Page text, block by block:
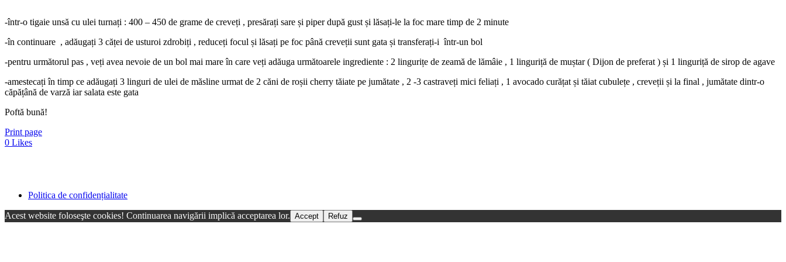
-într-o tigaie unsă cu ulei turnați : 400 – 450 de grame de creveți , presărați sare și piper după gust și lăsați-le la foc mare timp de 2 minute
-în continuare , adăugați 3 căței de usturoi zdrobiți , reduceți focul și lăsați pe foc până creveții sunt gata și transferați-i într-un bol
-pentru următorul pas , veți avea nevoie de un bol mai mare în care veți adăuga următoarele ingrediente : 2 lingurițe de zeamă de lămâie , 1 linguriță de muștar ( Dijon de preferat ) și 1 linguriță de sirop de agave
-amestecați în timp ce adăugați 3 linguri de ulei de măsline urmat de 2 căni de roșii cherry tăiate pe jumătate , 2 -3 castraveți mici feliați , 1 avocado curățat și tăiat cubulețe , creveții și la final , jumătate dintr-o
căpățână de varză iar salata este gata
Poftă bună!
Print page
0 Likes
Politica de confidențialitate
Acest website foloseşte cookies! Continuarea navigării implică acceptarea lor. Accept Refuz